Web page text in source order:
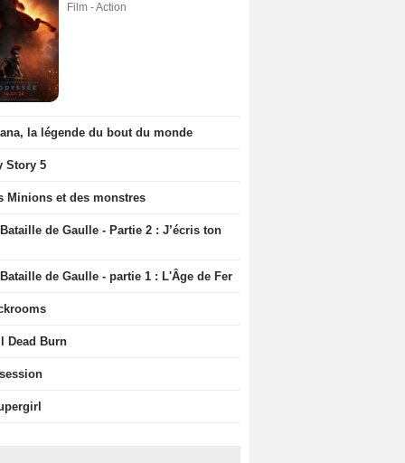
Film - Action
la légende du bout du monde
Story 5
Minions et des monstres
de Gaulle - Partie 2 : J’écris ton
de Gaulle - partie 1 : L'Âge de Fer
Dead Burn